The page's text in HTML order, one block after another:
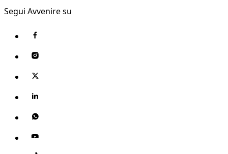
Segui Avvenire su